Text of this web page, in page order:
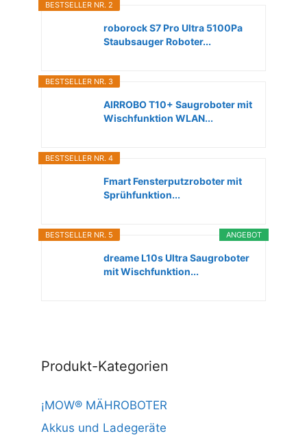
BESTSELLER NR. 2
roborock S7 Pro Ultra 5100Pa
Staubsauger Roboter...
BESTSELLER NR. 3
AIRROBO T10+ Saugroboter mit
Wischfunktion WLAN...
BESTSELLER NR. 4
Fmart Fensterputzroboter mit
Sprühfunktion...
ANGEBOT
BESTSELLER NR. 5
dreame L10s Ultra Saugroboter
mit Wischfunktion...
Produkt-Kategorien
¡MOW® MÄHROBOTER
Akkus und Ladegeräte